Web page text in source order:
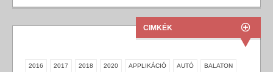
CIMKÉK
2016 2017 2018 2020 APPLIKÁCIÓ AUTÓ BALATON